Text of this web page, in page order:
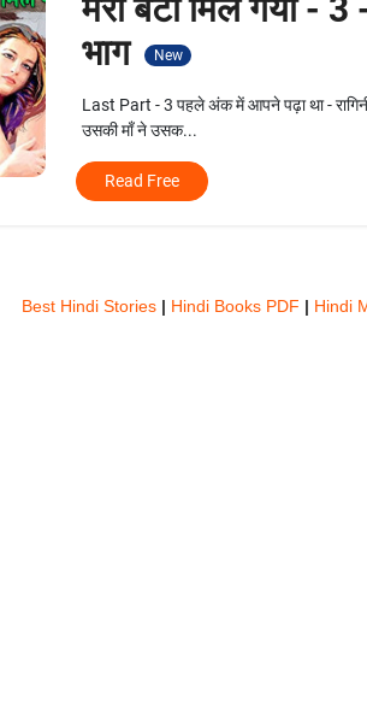
मेरी बेटी मिल गयी -
भाग
New
Last Part - 3 पहले अंक में आपने पढ़ा था -
उसकी माँ ने उसक...
Read Free
Best Hindi Stories | Hindi Books PDF | Hindi